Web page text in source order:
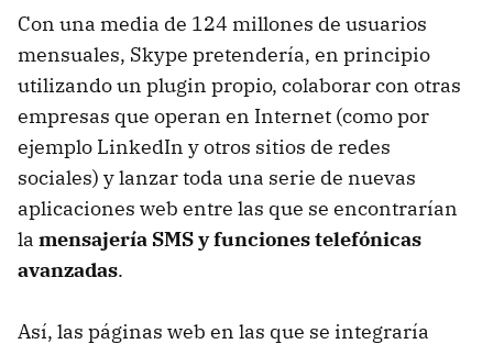
Con una media de 124 millones de usuarios
mensuales, Skype pretendería, en principio
utilizando un plugin propio, colaborar con otras
empresas que operan en Internet (como por
ejemplo LinkedIn y otros sitios de redes
sociales) y lanzar toda una serie de nuevas
aplicaciones web entre las que se encontrarían
la mensajería SMS y funciones telefónicas
avanzadas.
Así, las páginas web en las que se integraría